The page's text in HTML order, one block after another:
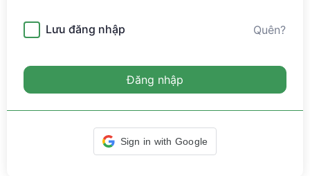
Lưu đăng nhập Quên?
Đăng nhập
Sign in with Google